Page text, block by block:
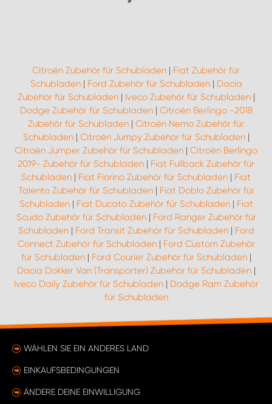
Citroën Zubehör für Schubladen | Fiat Zubehör für
Schubladen| Ford Zubehör für Schubladen| Dacia
Zubehör für Schubladen| Iveco Zubehör für Schubladen|
Dodge Zubehör für Schubladen| Citroën Berlingo -2018
Zubehör für Schubladen | Citroën Nemo Zubehör für
Schubladen| Citroën Jumpy Zubehör für Schubladen|
Citroën Jumper Zubehör für Schubladen | Citroën Berlingo
2019- Zubehör für Schubladen | Fiat Fullback Zubehör für
Schubladen | Fiat Fiorino Zubehör für Schubladen | Fiat
Talento Zubehör für Schubladen| Fiat Doblo Zubehör für
Schubladen| Fiat Ducato Zubehör für Schubladen| Fiat
Scudo Zubehör für Schubladen| Ford Ranger Zubehör für
Schubladen| Ford Transit Zubehör für Schubladen| Ford
Connect Zubehör für Schubladen| Ford Custom Zubehör
für Schubladen| Ford Courier Zubehör für Schubladen|
Dacia Dokker Van (Transporter) Zubehör für Schubladen|
Iveco Daily Zubehör für Schubladen| Dodge Ram Zubehör
für Schubladen
WÄHLEN SIE EIN ANDERES LAND
EINKAUFSBEDINGUNGEN
ÄNDERE DEINE EINWILLIGUNG